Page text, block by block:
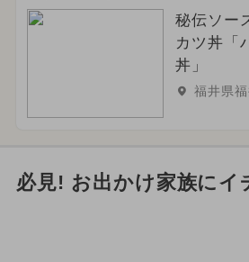
秘伝ソー
カツ丼「
丼」
福井県
必見! お出かけ家族にイ